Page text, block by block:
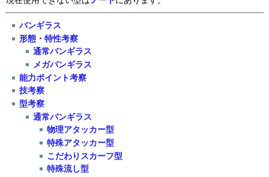
バンギラス
形態・特性考察
通常バンギラス
メガバンギラス
能力ポイント考察
技考察
型考察
通常バンギラス
物理アタッカー型
特殊アタッカー型
こだわりスカーフ型
特殊流し型